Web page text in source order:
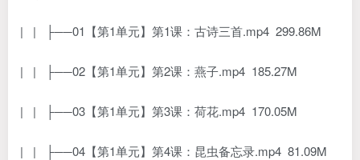
| | ├──01【第1单元】第1课：古诗三首.mp4 299.86M
| | ├──02【第1单元】第2课：燕子.mp4 185.27M
| | ├──03【第1单元】第3课：荷花.mp4 170.05M
| | ├──04【第1单元】第4课：昆虫备忘录.mp4 81.09M